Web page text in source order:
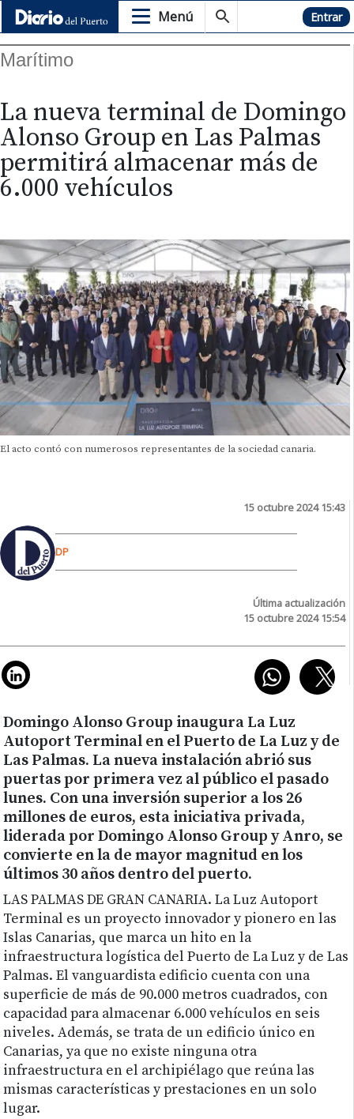
Menú Hemeroteca Entrar
Marítimo
La nueva terminal de Domingo
Alonso Group en Las Palmas
permitirá almacenar más de
6.000 vehículos
El acto contó con numerosos representantes de la sociedad canaria.
15 octubre 2024 15:43
DP
Última actualización
15 octubre 2024 15:54
Domingo Alonso Group inaugura La Luz
Autoport Terminal en el Puerto de La Luz y de
Las Palmas. La nueva instalación abrió sus
puertas por primera vez al público el pasado
lunes. Con una inversión superior a los 26
millones de euros, esta iniciativa privada,
liderada por Domingo Alonso Group y Anro, se
convierte en la de mayor magnitud en los
últimos 30 años dentro del puerto.
LAS PALMAS DE GRAN CANARIA. La Luz Autoport
Terminal es un proyecto innovador y pionero en las
Islas Canarias, que marca un hito en la
infraestructura logística del Puerto de La Luz y de Las
Palmas. El vanguardista edificio cuenta con una
superficie de más de 90.000 metros cuadrados, con
capacidad para almacenar 6.000 vehículos en seis
niveles. Además, se trata de un edificio único en
Canarias, ya que no existe ninguna otra
infraestructura en el archipiélago que reúna las
mismas características y prestaciones en un solo
lugar.